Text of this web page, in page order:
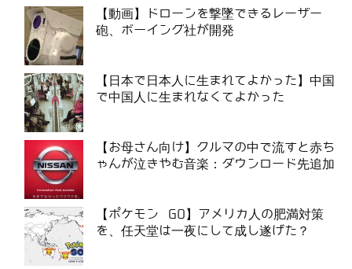
【動画】ドローンを撃墜できるレーザー
砲、ボーイング社が開発
【日本で日本人に生まれてよかった】中国
で中国人に生まれなくてよかった
【お母さん向け】クルマの中で流すと赤ち
ゃんが泣きやむ音楽：ダウンロード先追加
【ポケモン GO】アメリカ人の肥満対策
を、任天堂は一夜にして成し遂げた？